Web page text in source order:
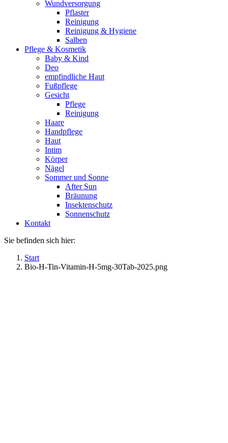
Wundversorgung
Pflaster
Reinigung
Reinigung & Hygiene
Salben
Pflege & Kosmetik
Baby & Kind
Deo
empfindliche Haut
Fußpflege
Gesicht
Pflege
Reinigung
Haare
Handpflege
Haut
Intim
Körper
Nägel
Sommer und Sonne
After Sun
Bräunung
Insektenschutz
Sonnenschutz
Kontakt
Sie befinden sich hier:
Start
Bio-H-Tin-Vitamin-H-5mg-30Tab-2025.png